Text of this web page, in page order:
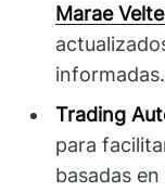
Marae
informadas.
Trading
para
basadas